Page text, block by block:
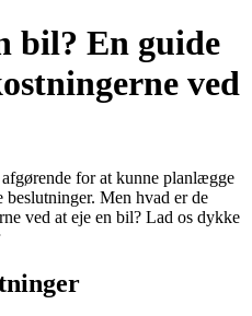
bil? En guide
ved
for at kunne planlægge
Men hvad er de
ved at eje en bil? Lad os dykke